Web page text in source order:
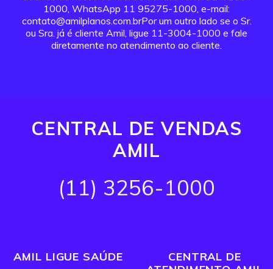
1000, WhatsApp 11 95275-1000, e-mail:
contato@amilplanos.com.brPor um outro lado se o Sr.
ou Sra. já é cliente Amil, ligue 11-3004-1000 e fale
diretamente no atendimento ao cliente.
CENTRAL DE VENDAS
AMIL
(11) 3256-1000
AMIL LIGUE SAÚDE
CENTRAL DE